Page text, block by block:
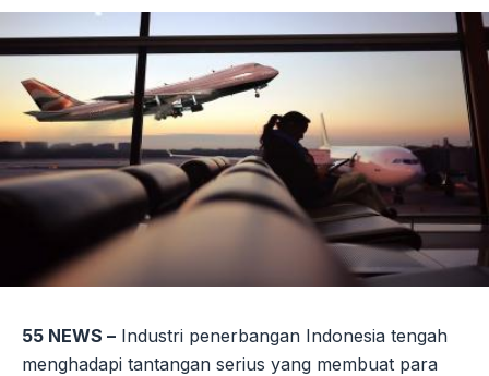
55 NEWS – Industri penerbangan Indonesia tengah
menghadapi tantangan serius yang membuat para